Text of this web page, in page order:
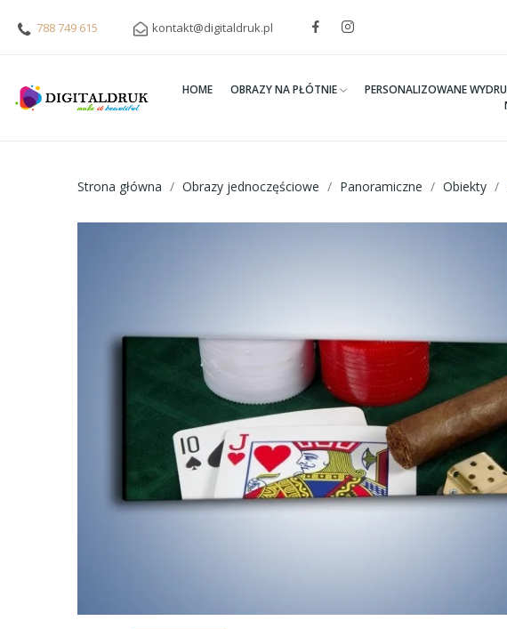
788 749 615 kontakt@digitaldruk.pl
HOME OBRAZY NA PŁÓTNIE PERSONALIZOWANE
Strona główna Obrazy jednoczęściowe Panoramiczne Obiekty